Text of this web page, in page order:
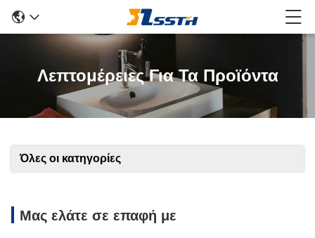
Λεπτομέρειες Για Τα Προϊόντα
Όλες οι κατηγορίες
Μας ελάτε σε επαφή με